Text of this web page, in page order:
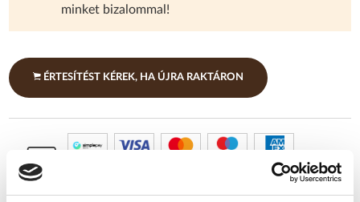
minket bizalommal!
ÉRTESÍTÉST KÉREK, HA ÚJRA RAKTÁRON